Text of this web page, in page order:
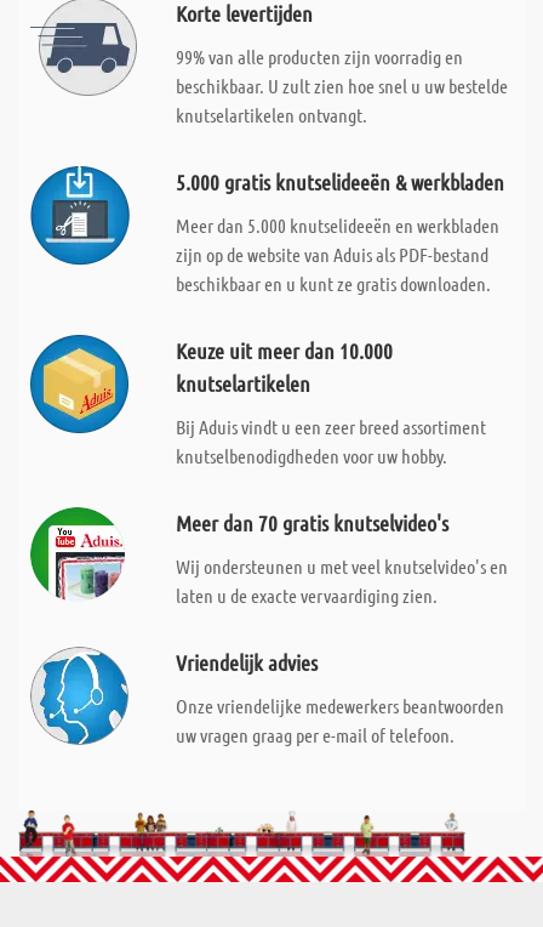
Korte levertijden
99% van alle producten zijn voorradig en
beschikbaar. U zult zien hoe snel u uw bestelde
knutselartikelen ontvangt.
5.000 gratis knutselideeën & werkbladen
Meer dan 5.000 knutselideeën en werkbladen
zijn op de website van Aduis als PDF-bestand
beschikbaar en u kunt ze gratis downloaden.
Keuze uit meer dan 10.000
knutselartikelen
Bij Aduis vindt u een zeer breed assortiment
knutselbenodigdheden voor uw hobby.
Meer dan 70 gratis knutselvideo's
Wij ondersteunen u met veel knutselvideo's en
laten u de exacte vervaardiging zien.
Vriendelijk advies
Onze vriendelijke medewerkers beantwoorden
uw vragen graag per e-mail of telefoon.